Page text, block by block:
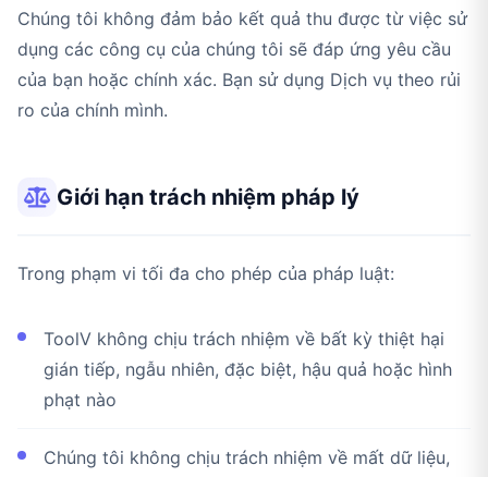
Chúng tôi không đảm bảo kết quả thu được từ việc sử
dụng các công cụ của chúng tôi sẽ đáp ứng yêu cầu
của bạn hoặc chính xác. Bạn sử dụng Dịch vụ theo rủi
ro của chính mình.
Giới hạn trách nhiệm pháp lý
Trong phạm vi tối đa cho phép của pháp luật:
ToolV không chịu trách nhiệm về bất kỳ thiệt hại
gián tiếp, ngẫu nhiên, đặc biệt, hậu quả hoặc hình
phạt nào
Chúng tôi không chịu trách nhiệm về mất dữ liệu,